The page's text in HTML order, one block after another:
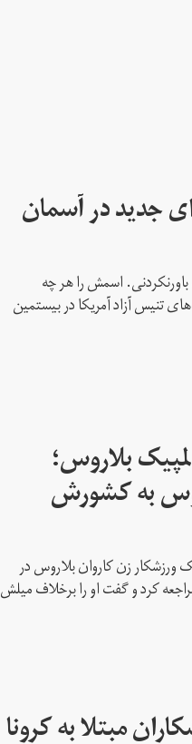
جدید در آسمان
اسمش را هر چه
تنیس آزاد آمریکا در بیستمین
بلاروس؛
به کشورش
ورزشکار زن کاروان بلاروس در
کرد و گفت او را برخلاف میلش
مبتلا به کرونا